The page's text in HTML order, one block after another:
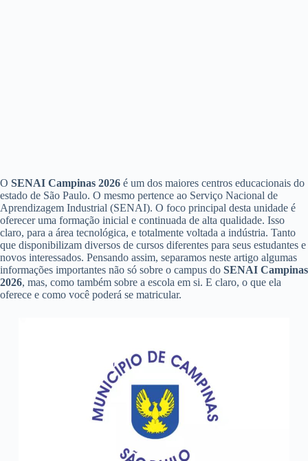
O SENAI Campinas 2026 é um dos maiores centros educacionais do
estado de São Paulo. O mesmo pertence ao Serviço Nacional de
Aprendizagem Industrial (SENAI). O foco principal desta unidade é
oferecer uma formação inicial e continuada de alta qualidade. Isso
claro, para a área tecnológica, e totalmente voltada a indústria. Tanto
que disponibilizam diversos de cursos diferentes para seus estudantes e
novos interessados. Pensando assim, separamos neste artigo algumas
informações importantes não só sobre o campus do SENAI Campinas
2026, mas, como também sobre a escola em si. E claro, o que ela
oferece e como você poderá se matricular.